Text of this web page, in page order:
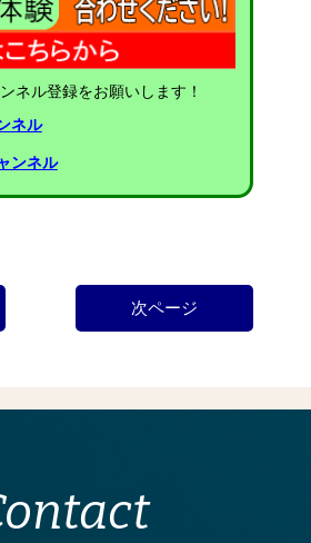
ネル登録をお願いします！
ネル
ンネル
次ページ